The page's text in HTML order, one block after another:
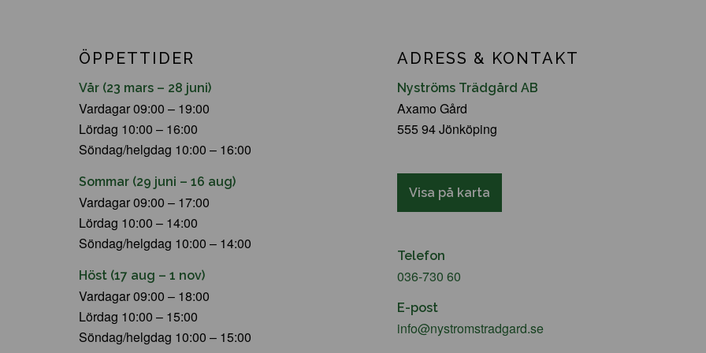
ÖPPETTIDER
Vår (23 mars – 28 juni)
Vardagar 09:00 – 19:00
Lördag 10:00 – 16:00
Söndag/helgdag 10:00 – 16:00
Sommar (29 juni – 16 aug)
Vardagar 09:00 – 17:00
Lördag 10:00 – 14:00
Söndag/helgdag 10:00 – 14:00
Höst (17 aug – 1 nov)
Vardagar 09:00 – 18:00
Lördag 10:00 – 15:00
Söndag/helgdag 10:00 – 15:00
ADRESS & KONTAKT
Nyströms Trädgård AB
Axamo Gård
555 94 Jönköping
Visa på karta
Telefon
036-730 60
E-post
info@nystromstradgard.se